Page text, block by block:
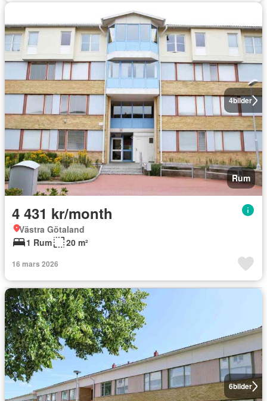
4bilder
Rum
4 431 kr/month
Västra Götaland
1 Rum
20 m²
16 mars 2026
6bilder